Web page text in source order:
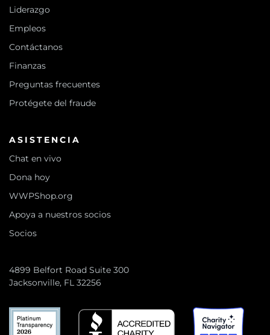
Liderazgo
Empleos
Contáctanos
Finanzas
Preguntas frecuentes
Protégete del fraude
ASISTENCIA
Chat en vivo
Dona hoy
WWPShop.org
Apoya a nuestros socios
Socios
4899 Belfort Road Suite 300
Jacksonville, FL 32256